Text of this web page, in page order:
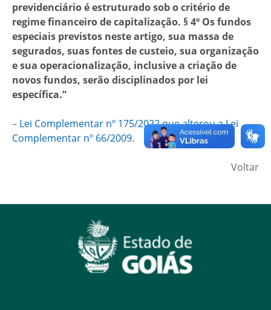
previdenciário é estruturado sob o critério de
regime financeiro de capitalização. § 4º Os fundos
especiais previstos neste artigo, sua massa de
segurados, suas fontes de custeio, sua organização
e sua operacionalização, inclusive a criação de
novos fundos, serão disciplinados por lei
específica.”
– Lei Complementar nº 175/2022 que alterou a Lei
Complementar nº 66/2009.
Voltar